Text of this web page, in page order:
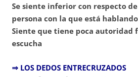
Se siente inferior con respecto
persona con la que está
Siente que tiene poca autoridad
escucha
⇒ LOS DEDOS ENTRECRUZADOS